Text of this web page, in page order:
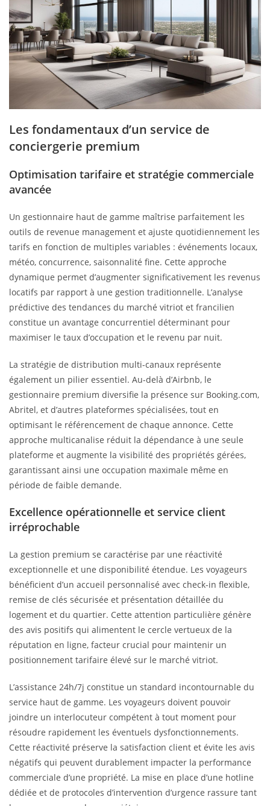
Les fondamentaux d’un service de
conciergerie premium
Optimisation tarifaire et stratégie commerciale
avancée
Un gestionnaire haut de gamme maîtrise parfaitement les
outils de revenue management et ajuste quotidiennement les
tarifs en fonction de multiples variables : événements locaux,
météo, concurrence, saisonnalité fine. Cette approche
dynamique permet d’augmenter significativement les revenus
locatifs par rapport à une gestion traditionnelle. L’analyse
prédictive des tendances du marché vitriot et francilien
constitue un avantage concurrentiel déterminant pour
maximiser le taux d’occupation et le revenu par nuit.
La stratégie de distribution multi-canaux représente
également un pilier essentiel. Au-delà d’Airbnb, le
gestionnaire premium diversifie la présence sur Booking.com,
Abritel, et d’autres plateformes spécialisées, tout en
optimisant le référencement de chaque annonce. Cette
approche multicanalise réduit la dépendance à une seule
plateforme et augmente la visibilité des propriétés gérées,
garantissant ainsi une occupation maximale même en
période de faible demande.
Excellence opérationnelle et service client
irréprochable
La gestion premium se caractérise par une réactivité
exceptionnelle et une disponibilité étendue. Les voyageurs
bénéficient d’un accueil personnalisé avec check-in flexible,
remise de clés sécurisée et présentation détaillée du
logement et du quartier. Cette attention particulière génère
des avis positifs qui alimentent le cercle vertueux de la
réputation en ligne, facteur crucial pour maintenir un
positionnement tarifaire élevé sur le marché vitriot.
L’assistance 24h/7j constitue un standard incontournable du
service haut de gamme. Les voyageurs doivent pouvoir
joindre un interlocuteur compétent à tout moment pour
résoudre rapidement les éventuels dysfonctionnements.
Cette réactivité préserve la satisfaction client et évite les avis
négatifs qui peuvent durablement impacter la performance
commerciale d’une propriété. La mise en place d’une hotline
dédiée et de protocoles d’intervention d’urgence rassure tant